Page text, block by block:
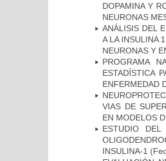
DOPAMINA Y
NEURONAS
ANÁLISIS DEL
A LA INSULINA
NEURONAS Y
PROGRAMA
ESTADÍSTICA
ENFERMEDAD
VIAS DE
EN MODELOS
ESTUDIO
INSULINA-1